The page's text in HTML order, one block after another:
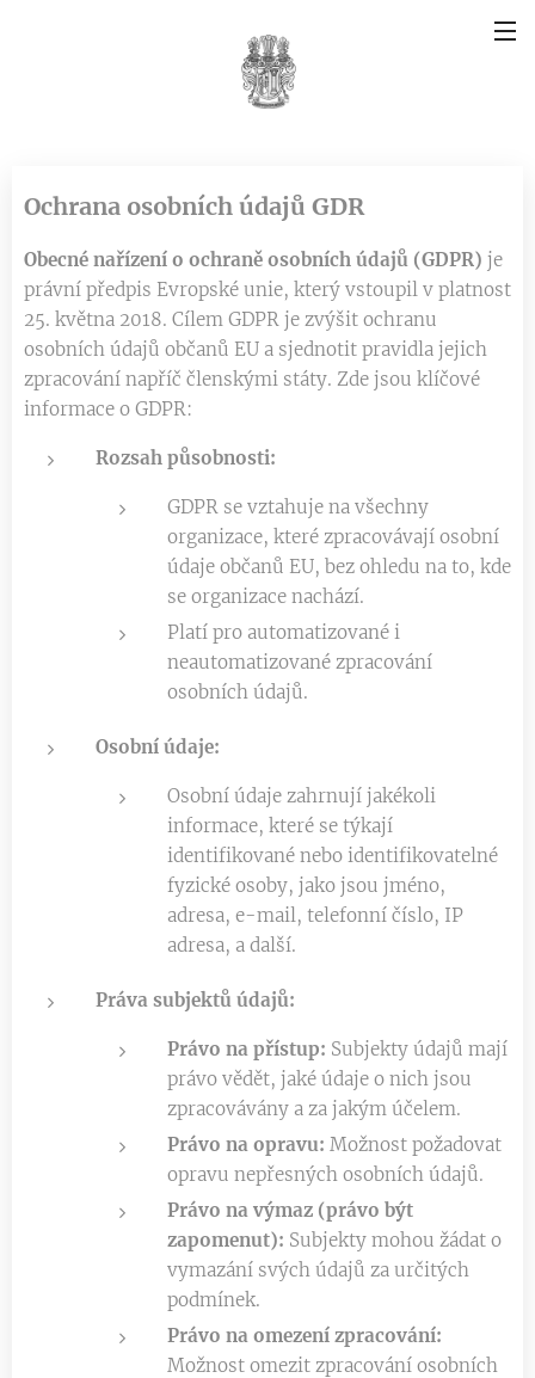
Ochrana osobních údajů GDR
Obecné nařízení o ochraně osobních údajů (GDPR) je
právní předpis Evropské unie, který vstoupil v platnost
25. května 2018. Cílem GDPR je zvýšit ochranu
osobních údajů občanů EU a sjednotit pravidla jejich
zpracování napříč členskými státy. Zde jsou klíčové
informace o GDPR:
Rozsah působnosti:
GDPR se vztahuje na všechny
organizace, které zpracovávají osobní
údaje občanů EU, bez ohledu na to, kde
se organizace nachází.
Platí pro automatizované i
neautomatizované zpracování
osobních údajů.
Osobní údaje:
Osobní údaje zahrnují jakékoli
informace, které se týkají
identifikované nebo identifikovatelné
fyzické osoby, jako jsou jméno,
adresa, e-mail, telefonní číslo, IP
adresa, a další.
Práva subjektů údajů:
Právo na přístup: Subjekty údajů mají
právo vědět, jaké údaje o nich jsou
zpracovávány a za jakým účelem.
Právo na opravu: Možnost požadovat
opravu nepřesných osobních údajů.
Právo na výmaz (právo být
zapomenut): Subjekty mohou žádat o
vymazání svých údajů za určitých
podmínek.
Právo na omezení zpracování:
Možnost omezit zpracování osobních